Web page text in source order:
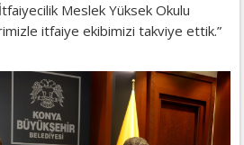
Meslek Yüksek Okulu
itfaiye ekibimizi takviye ettik.”